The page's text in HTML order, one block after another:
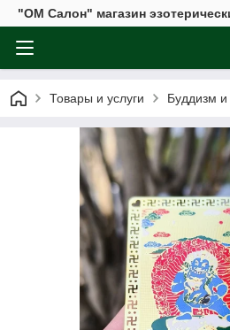
"ОМ Салон" магазин
Товары и услуги Буддизм